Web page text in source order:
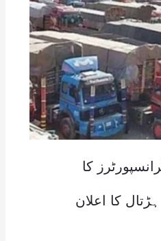
کا
کا اعلان